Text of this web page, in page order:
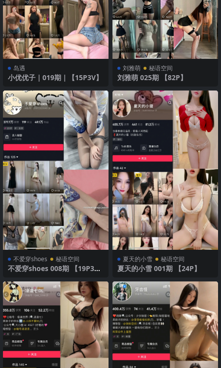
岛遇
小优优子｜019期｜【15P3V】
刘雅萌 秘语空间
刘雅萌 025期 【82P】
不爱穿shoes 秘语空间
不爱穿shoes 008期 【19P3
夏天的小雪 秘语空间
夏天的小雪 001期 【24P】